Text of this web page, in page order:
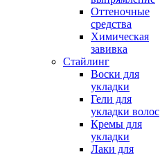
Оттеночные
средства
Химическая
завивка
Стайлинг
Воски для
укладки
Гели для
укладки волос
Кремы для
укладки
Лаки для